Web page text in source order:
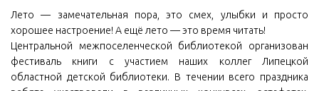
Лето — замечательная пора, это смех, улыбки и просто
хорошее настроение! А ещё лето — это время читать!
Центральной межпоселенческой библиотекой организован
фестиваль книги с участием наших коллег Липецкой
областной детской библиотеки. В течении всего праздника